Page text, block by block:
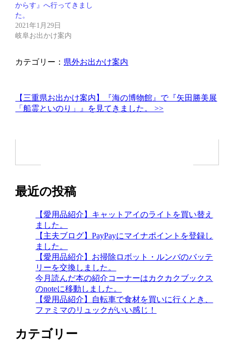
からす』へ行ってきまし
た。
2021年1月29日
岐阜お出かけ案内
カテゴリー： 県外お出かけ案内
【三重県お出かけ案内】『海の博物館』で『矢田勝美展
「船霊といのり」』を見てきました。 >>
最近の投稿
【愛用品紹介】キャットアイのライトを買い替え
ました。
【主夫ブログ】PayPayにマイナポイントを登録し
ました。
【愛用品紹介】お掃除ロボット・ルンバのバッテ
リーを交換しました。
今月読んだ本の紹介コーナーはカクカクブックス
のnoteに移動しました。
【愛用品紹介】自転車で食材を買いに行くとき、
ファミマのリュックがいい感じ！
カテゴリー